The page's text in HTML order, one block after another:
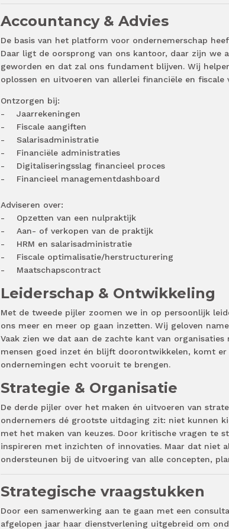
Accountancy & Advies
De basis van het platform voor ondernemerschap
Daar ligt de oorsprong van ons kantoor, daar zijn we
geworden en dat zal ons fundament blijven. Wij
oplossen en uitvoeren van allerlei financiële en fiscale
Ontzorgen bij:
- Jaarrekeningen
- Fiscale aangiften
- Salarisadministratie
- Financiële administraties
- Digitaliseringsslag financieel proces
- Financieel managementdashboard
Adviseren over:
- Opzetten van een nulpraktijk
- Aan- of verkopen van de praktijk
- HRM en salarisadministratie
- Fiscale optimalisatie/herstructurering
- Maatschapscontract
Leiderschap & Ontwikkeling
Met de tweede pijler zoomen we in op persoonlijk
ons meer en meer op gaan inzetten. Wij geloven
Vaak zien we dat aan de zachte kant van
mensen goed inzet én blijft doorontwikkelen, komt
ondernemingen echt vooruit te brengen.
Strategie & Organisatie
De derde pijler over het maken én uitvoeren van
ondernemers dé grootste uitdaging zit: niet kunnen
met het maken van keuzes. Door kritische vragen te
inspireren met inzichten of innovaties. Maar dat niet
ondersteunen bij de uitvoering van alle concepten,
Strategische vraagstukken
Door een samenwerking aan te gaan met een
afgelopen jaar haar dienstverlening uitgebreid om